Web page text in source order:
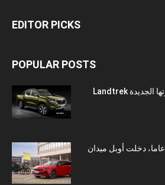
EDITOR PICKS
POPULAR POSTS
” ستافيم بيجو ” تطلق سيارتها الجديدة Landtrek
21 جانفي 1899: قبل 125 عاما، دخلت أوبل ميدان